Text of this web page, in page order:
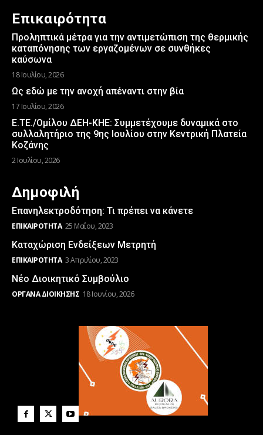
Επικαιρότητα
Προληπτικά μέτρα για την αντιμετώπιση της θερμικής
καταπόνησης των εργαζομένων σε συνθήκες
καύσωνα
18 Ιουλίου, 2026
Ως εδώ με την ανοχή απέναντι στην βία
17 Ιουλίου, 2026
Ε.ΤΕ./Ομίλου ΔΕΗ-ΚΗΕ: Συμμετέχουμε δυναμικά στο
συλλαλητήριο της 9ης Ιουλίου στην Κεντρική Πλατεία
Κοζάνης
2 Ιουλίου, 2026
Δημοφιλή
Επανηλεκτροδότηση: Τι πρέπει να κάνετε
ΕΠΙΚΑΙΡΌΤΗΤΑ 25 Μαΐου, 2023
Καταχώριση Ενδείξεων Μετρητή
ΕΠΙΚΑΙΡΌΤΗΤΑ 3 Απριλίου, 2023
Νέο Διοικητικό Συμβούλιο
ΌΡΓΑΝΑ ΔΙΟΊΚΗΣΗΣ 18 Ιουνίου, 2026